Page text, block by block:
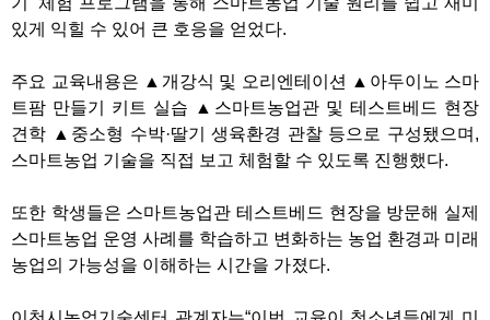
있게 익힐 수 있어 큰 호응을 얻었다.
주요 교육내용은 ▲ 개강식 및 오리엔테이션 ▲ 아두이노 스마
트팜 만들기 키트 실습
▲ 스마트농업관 및 테스트베드 현장
견학 ▲ 중소형 수박·딸기 생육환경 관찰 등으로 구성됐으며 ,
스마트농업 기술을 직접 보고 체험할 수 있도록 진행했다.
또한 학생들은 스마트농업관 테스트베드 현장을 방문해 실제
스마트농업 운영 사례를 학습하고 변화하는 농업 환경과 미래
농업의 가능성을 이해하는 시간을 가졌다.